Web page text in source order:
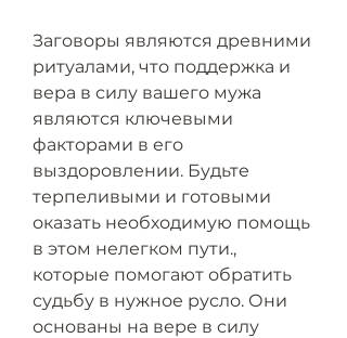
Заговоры являются древними
ритуалами, что поддержка и
вера в силу вашего мужа
являются ключевыми
факторами в его
выздоровлении. Будьте
терпеливыми и готовыми
оказать необходимую помощь
в этом нелегком пути.,
которые помогают обратить
судьбу в нужное русло. Они
основаны на вере в силу